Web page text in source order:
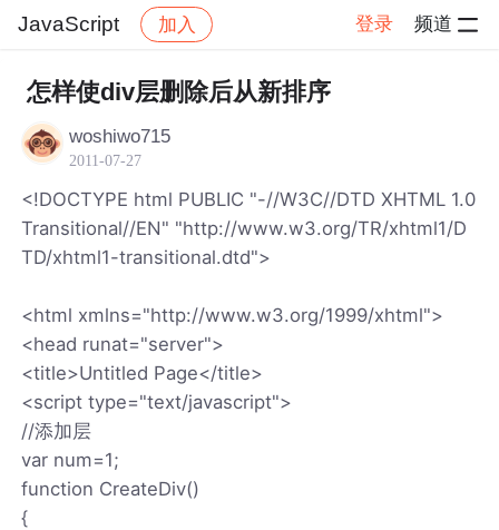
JavaScript 加入 登录 频道
社区 JavaScript 帖子详情
怎样使div层删除后从新排序
woshiwo715
2011-07-27
<!DOCTYPE html PUBLIC "-//W3C//DTD XHTML 1.0
Transitional//EN" "http://www.w3.org/TR/xhtml1/D
TD/xhtml1-transitional.dtd">
<html xmlns="http://www.w3.org/1999/xhtml">
<head runat="server">
<title>Untitled Page</title>
<script type="text/javascript">
//添加层
var num=1;
function CreateDiv()
{